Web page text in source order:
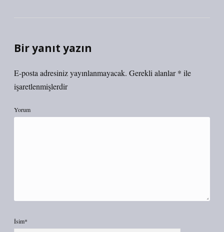
Bir yanıt yazın
E-posta adresiniz yayınlanmayacak. Gerekli alanlar* ile
işaretlenmişlerdir
Yorum
İsim*